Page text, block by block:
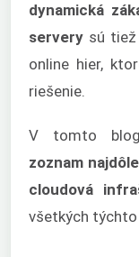
dynamická
servery sú
online hier,
riešenie.
V tomto
zoznam
cloudová
všetkých týchto